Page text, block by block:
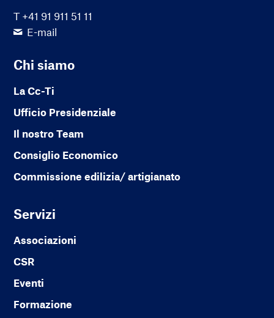
T +41 91 911 51 11
E-mail
Chi siamo
La Cc-Ti
Ufficio Presidenziale
Il nostro Team
Consiglio Economico
Commissione edilizia/ artigianato
Servizi
Associazioni
CSR
Eventi
Formazione